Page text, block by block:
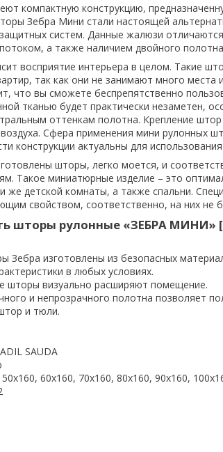
компактную конструкцию,
Зебра Мини стали настоящей
систем. Данные жалюзи
а также наличием двойного
восприятие интерьера в целом. Такие
так как они не занимают много
что вы сможете беспрепятственно
тканью будет практически незаметен,
оттенкам полотна. Крепление штор
Сфера применения мини рулонных
конструкции актуальны для
шторы, легко моется, и
Такое миниатюрные изделие – это
же детской комнаты, а также спальни.
свойством, соответственно, на них не
шторы рулонные «ЗЕБРА МИНИ»
Зебра изготовлены из безопасных
в любых условиях.
шторы визуально расширяют помещение.
и непрозрачного полотна позволяет
и тюли.
SAUDA
60х160, 70х160, 80х160, 90х160,